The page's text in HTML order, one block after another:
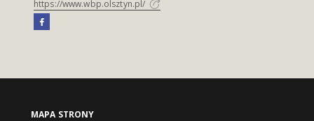
https://www.wbp.olsztyn.pl/
MAPA STRONY